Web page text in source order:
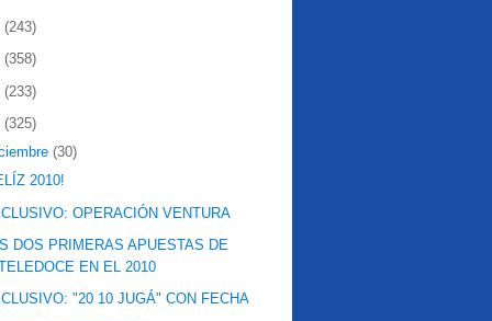
(243)
(358)
(233)
(325)
(30)
2010!
OPERACIÓN VENTURA
DOS PRIMERAS APUESTAS DE
EN EL 2010
"20 10 JUGÁ" CON FECHA